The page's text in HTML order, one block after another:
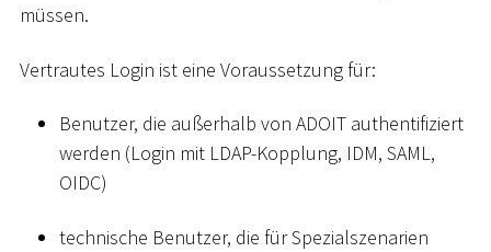
müssen.
Vertrautes Login ist eine Voraussetzung für:
Benutzer, die außerhalb von ADOIT authentifiziert
werden (Login mit LDAP-Kopplung, IDM, SAML,
OIDC)
technische Benutzer, die für Spezialszenarien